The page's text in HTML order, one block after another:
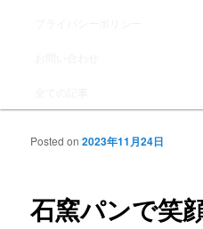
石窯パンで笑
Posted on2023年11月24日